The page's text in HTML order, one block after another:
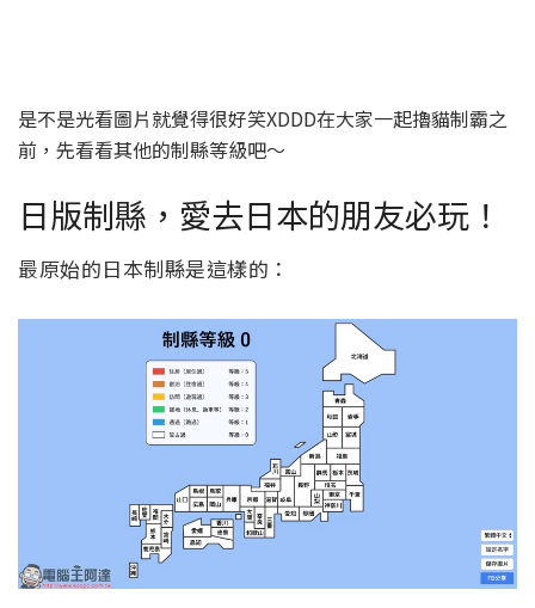
是不是光看圖片就覺得很好笑XDDD在大家一起擼貓制霸之
前，先看看其他的制縣等級吧～
日版制縣，愛去日本的朋友必玩！
最原始的日本制縣是這樣的：